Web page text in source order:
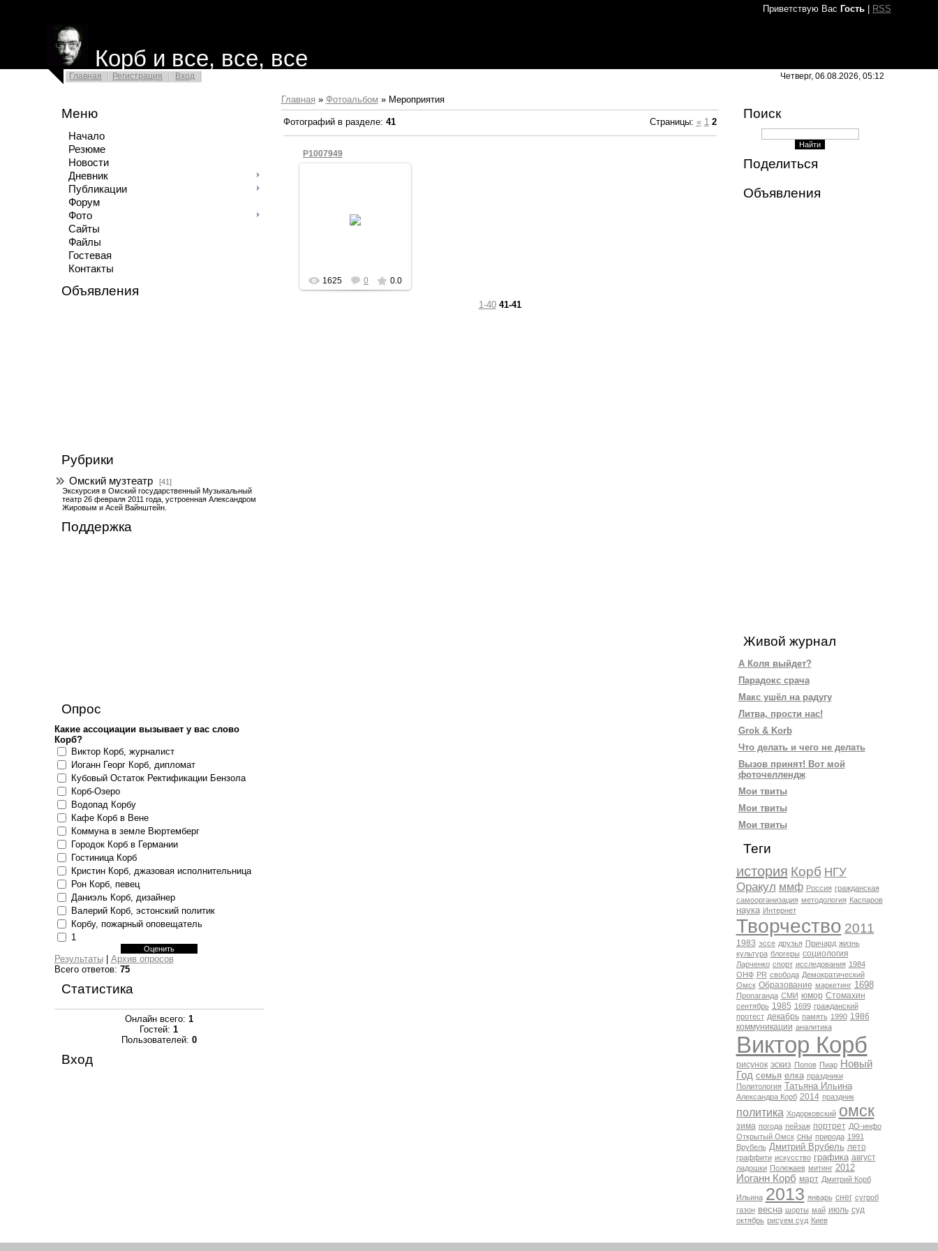
Приветствую Вас Гость| RSS
Корб и все, все, все
Главная Регистрация Вход Четверг, 06.08.2026, 05:12
Меню
Начало
Резюме
Новости
Дневник
Публикации
Форум
Фото
Сайты
Файлы
Гостевая
Контакты
Объявления
Рубрики
Омский музтеатр
[41]
Экскурсия в Омский государственный Музыкальный
театр 26 февраля 2011 года, устроенная Александром
Жировым и Асей Вайнштейн.
Поддержка
Опрос
Какие ассоциации вызывает у вас слово
Корб?
Виктор Корб, журналист
Иоганн Георг Корб, дипломат
Кубовый Остаток Ректификации Бензола
Корб-Озеро
Водопад Корбу
Кафе Корб в Вене
Коммуна в земле Вюртемберг
Городок Корб в Германии
Гостиница Корб
Кристин Корб, джазовая исполнительница
Рон Корб, певец
Даниэль Корб, дизайнер
Валерий Корб, эстонский политик
Корбу, пожарный оповещатель
1
Результаты| Архив опросов
Всего ответов: 75
Статистика
Онлайн всего: 1
Гостей: 1
Пользователей: 0
Вход
Главная » Фотоальбом » Мероприятия
Фотографий в разделе: 41 Страницы: « 1 2
P1007949
1625 0 0.0
1-40 41-41
Поиск
Поделиться
Объявления
Живой журнал
А Коля выйдет?
Парадокс срача
Макс ушёл на радугу
Литва, прости нас!
Grok & Korb
Что делать и чего не делать
Вызов принят! Вот мой
фоточеллендж
Мои твиты
Мои твиты
Мои твиты
Теги
история Корб НГУ
Оракул ммф Россия гражданская
самоорганизация методология Каспаров
наука Интернет
Творчество 2011
1983 эссе друзья Причард жизнь
культура блогеры социология
Ларченко спорт исследования 1984
ОНФ PR свобода Демократический
Омск Образование маркетинг 1698
Пропаганда СМИ юмор Стомахин
сентябрь 1985 1699 гражданский
протест декабрь память 1990 1986
коммуникации аналитика
Виктор Корб
рисунок эскиз Попов Пиар Новый
Год семья елка праздники
Политология Татьяна Ильина
Александра Корб 2014 праздник
политика Ходорковский омск
зима погода пейзаж портрет ДО-инфо
Открытый Омск сны природа 1991
Врубель Дмитрий Врубель лето
граффити искусство графика август
ладошки Полежаев митинг 2012
Иоганн Корб март Дмитрий Корб
Ильина 2013 январь снег сугроб
газон весна шорты май июль суд
октябрь рисуем суд Киев